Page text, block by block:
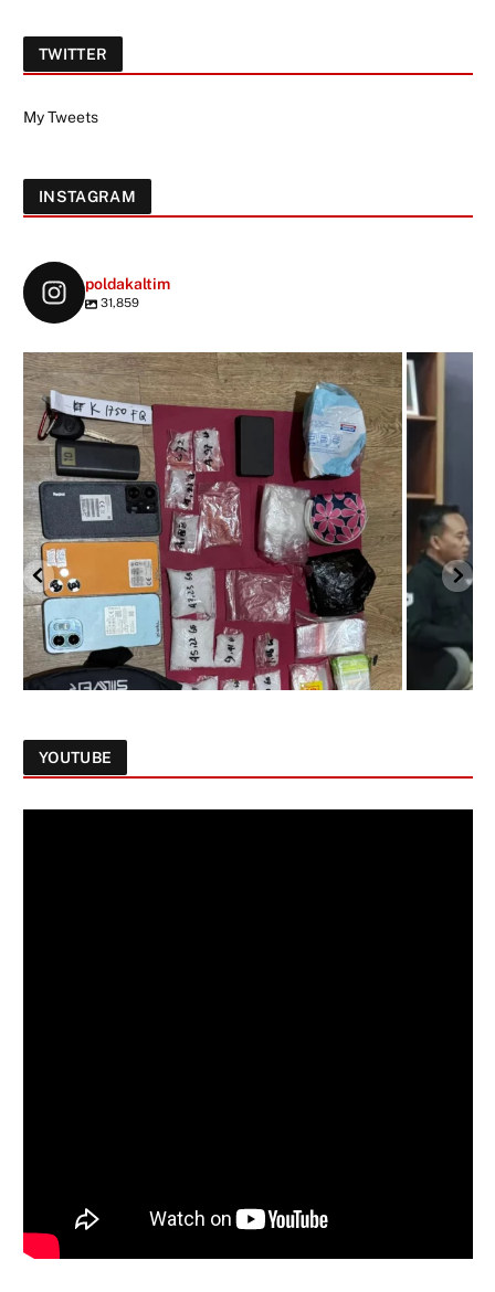
TWITTER
My Tweets
INSTAGRAM
poldakaltim
31,859
YOUTUBE